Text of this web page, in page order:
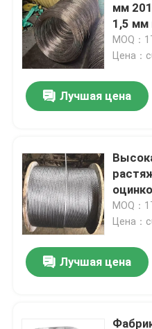
мм
1,5
MOQ：
Цена：
Лучшая цена
MOQ：
Цена：
Лучшая цена